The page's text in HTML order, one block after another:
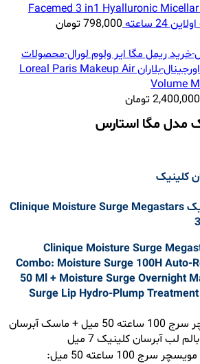
24 ساعته 798,000تومان
2,400,000تومان
مدل مگا استارس
کلینیک
ست آبرسان کلینیک Clinique Moisture Surge Megastars
Clinique Moisture Surge
Combo: Moisture Surge 100H Auto-
50 Ml + Moisture Surge Overnight
Surge Lip Hydro-Plump
✅ژل کرم آبرسان مویسچر سرج 100 ساعته 50 میل + ماسک آبرسان
100 ساعته 50 میل: